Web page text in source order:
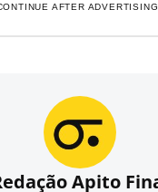
AFTER ADVERTISING
Apito